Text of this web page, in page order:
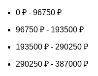
0 ₽ - 96750 ₽
96750 ₽ - 193500 ₽
193500 ₽ - 290250 ₽
290250 ₽ - 387000 ₽